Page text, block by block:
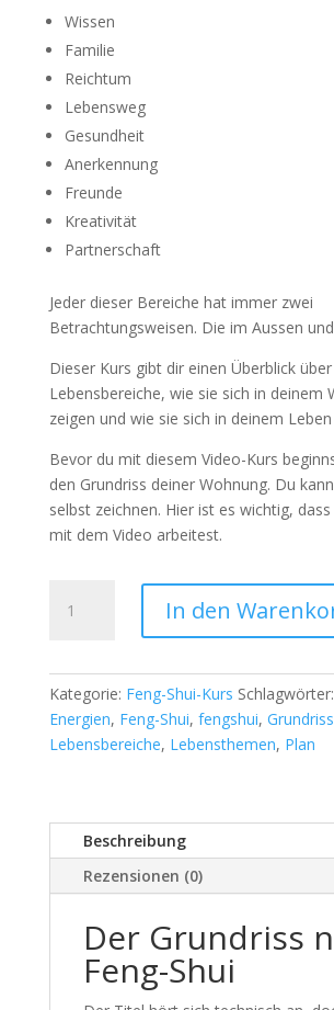
Wissen
Familie
Reichtum
Lebensweg
Gesundheit
Anerkennung
Freunde
Kreativität
Partnerschaft
Jeder dieser Bereiche hat immer zwei
Betrachtungsweisen. Die im Aussen
Dieser Kurs gibt dir einen Überblick
Lebensbereiche, wie sie sich in deinem
zeigen und wie sie sich in deinem
Bevor du mit diesem Video-Kurs
den Grundriss deiner Wohnung. Du
selbst zeichnen. Hier ist es wichtig,
mit dem Video arbeitest.
Grundriss
Shui
Menge
In den
Kategorie: Feng-Shui-Kurs Schlagwörter:
Energien, Feng-Shui, fengshui, Grundriss
Lebensbereiche, Lebensthemen, Plan
Beschreibung
Rezensionen (0)
Der Grundriss
Feng-Shui